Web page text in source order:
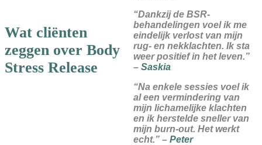
Wat cliënten
zeggen over Body
Stress Release
“Dankzij de BSR-
behandelingen voel ik me
eindelijk verlost van mijn
rug- en nekklachten. Ik sta
weer positief in het leven.”
–Saskia
“Na enkele sessies voel ik
al een vermindering van
mijn lichamelijke klachten
en ik herstelde sneller van
mijn burn-out. Het werkt
echt.” –Peter